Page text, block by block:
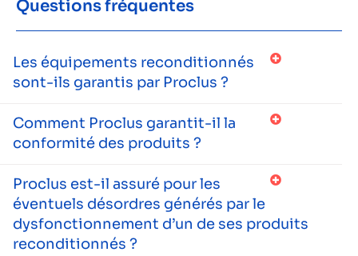
Questions fréquentes
Les équipements reconditionnés
sont-ils garantis par Proclus ?
Comment Proclus garantit-il la
conformité des produits ?
Proclus est-il assuré pour les
éventuels désordres générés par le
dysfonctionnement d’un de ses produits
reconditionnés ?